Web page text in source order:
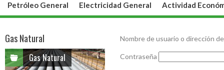
Petróleo General Electricidad General Actividad
Nombre de usuario o dirección
Contraseña
Gas Natural
Gas Natural